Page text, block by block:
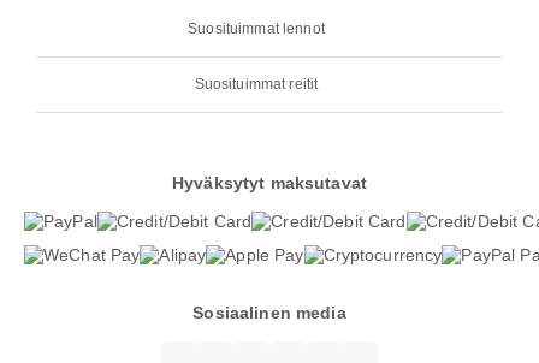
Suosituimmat lennot
Suosituimmat reitit
Hyväksytyt maksutavat
Sosiaalinen media